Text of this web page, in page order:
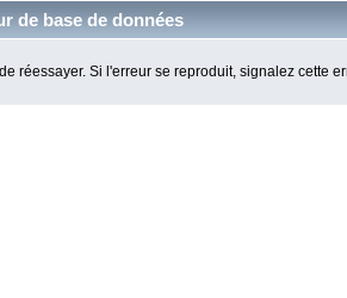
de base de données
réessayer. Si l'erreur se reproduit, signalez cette